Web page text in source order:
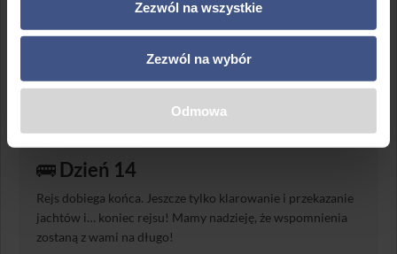
Zezwól na wszystkie
Zezwól na wybór
Odmowa
Spokojnie, tu nie ma egzaminu. Porozmawiamy jednak o
wiedzieć, jak czujecie się na swojej żeglarskiej ścieżce. Jak
równy z równym!
🚌 Dzień 14
Rejs dobiega końca. Jeszcze tylko klarowanie i przekazanie
jachtów i… koniec rejsu! Mamy nadzieję, że wspomnienia
zostaną z wami na długo!